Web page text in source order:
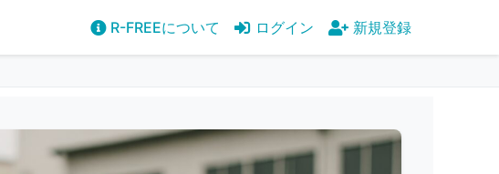
R-FREEについて ログイン 新規登録